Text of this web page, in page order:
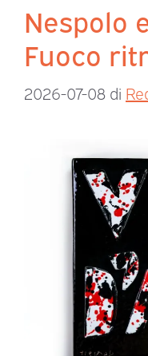
Nespolo
Fuoco
2026-07-08 di